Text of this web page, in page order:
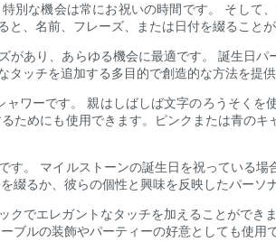
別な機会は常にお祝いの時間です。 そし
、名前、フレーズ、または日付を綴ること
あり、あらゆる機会に最適です。 誕生日
ッチを追加する多目的で創造的な方法を提供
ワーです。 親はしばしば文字のろうそく
ためにも使用できます。ピンクまたは青の
。 マイルストーンの誕生日を祝っている
綴るか、彼らの個性と興味を反映したパーソ
でエレガントなタッチを加えることがで
ルの装飾やパーティーの好意としても使用